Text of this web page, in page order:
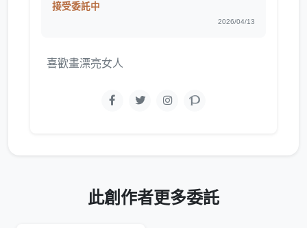
接受委託中
2026/04/13
喜歡畫漂亮女人
此創作者更多委託